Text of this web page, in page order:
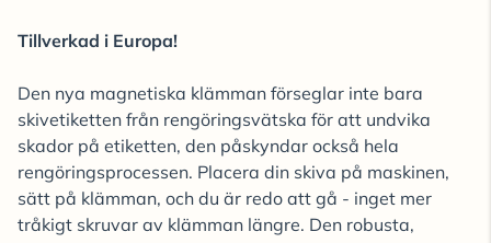
Tillverkad i Europa!
Den nya magnetiska klämman förseglar inte bara
skivetiketten från rengöringsvätska för att undvika
skador på etiketten, den påskyndar också hela
rengöringsprocessen. Placera din skiva på maskinen,
sätt på klämman, och du är redo att gå - inget mer
tråkigt skruvar av klämman längre. Den robusta,